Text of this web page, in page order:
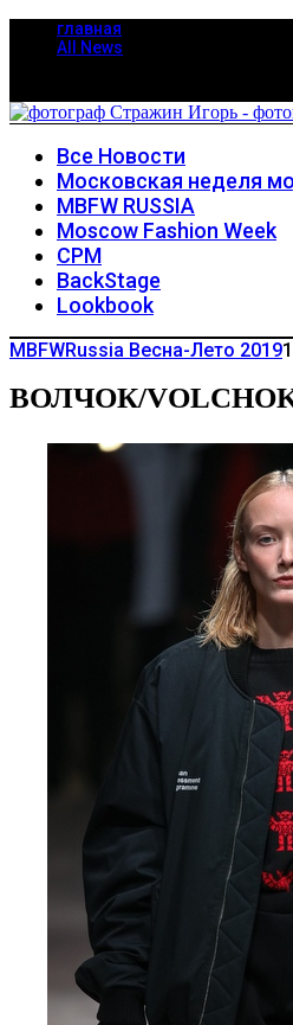
главная
All News
Все Новости
Московская неделя
MBFW RUSSIA
Moscow Fashion Week
CPM
BackStage
Lookbook
MBFWRussia Весна-Лето 2019
ВОЛЧОК/VOLCHOK